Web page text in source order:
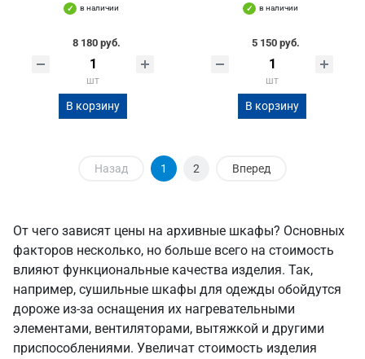
в наличии
8 180 руб.
шт
В корзину
в наличии
5 150 руб.
шт
В корзину
Назад 1 2 Вперед
От чего зависят цены на архивные шкафы? Основных
факторов несколько, но больше всего на стоимость
влияют функциональные качества изделия. Так,
например, сушильные шкафы для одежды обойдутся
дороже из-за оснащения их нагревательными
элементами, вентиляторами, вытяжкой и другими
приспособлениями. Увеличат стоимость изделия